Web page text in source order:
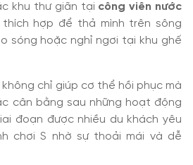
khu thư giãn tại công viên nước
hợp để thả mình trên sông
sóng hoặc nghỉ ngơi tại khu ghế
chỉ giúp cơ thể hồi phục mà
cân bằng sau những hoạt động
đoạn được nhiều du khách yêu
chơi S nhờ sự thoải mái và dễ